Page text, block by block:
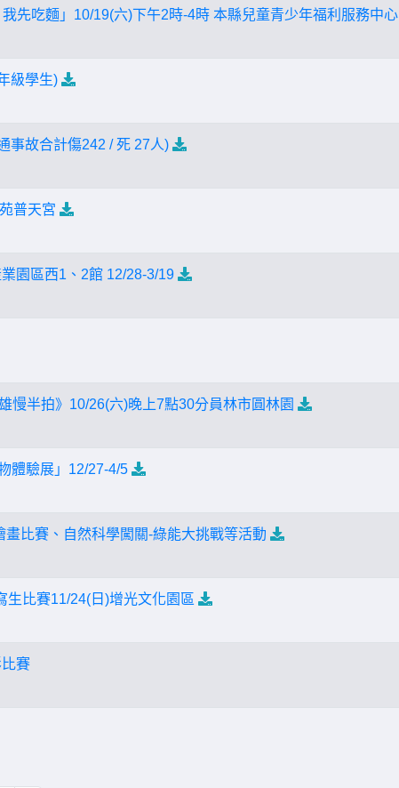
先吃麵」10/19(六)下午2時-4時 本縣兒童青少年福利服務中心
級學生)
事故合計傷242 / 死 27人)
普天宮
園區西1、2館 12/28-3/19
慢半拍》10/26(六)晚上7點30分員林市圓林園
體驗展」12/27-4/5
比賽、自然科學闖關-綠能大挑戰等活動
生比賽11/24(日)增光文化園區
賽